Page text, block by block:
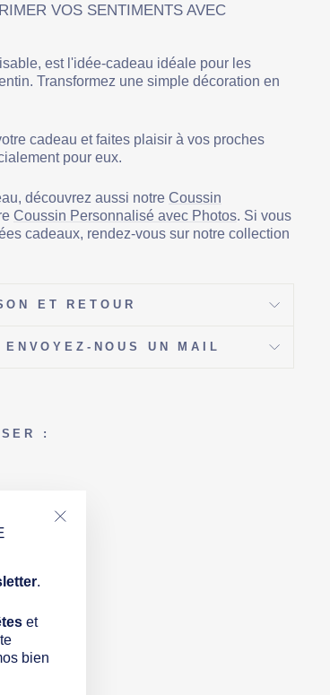
.
et
bien
VOS SENTIMENTS AVEC
est l'idée-cadeau idéale pour les
Transformez une simple décoration en
cadeau et faites plaisir à vos proches
pour eux.
découvrez aussi notre Coussin
Coussin Personnalisé avec Photos. Si vous
cadeaux, rendez-vous sur notre collection
ET RETOUR
NOUS UN MAIL
: